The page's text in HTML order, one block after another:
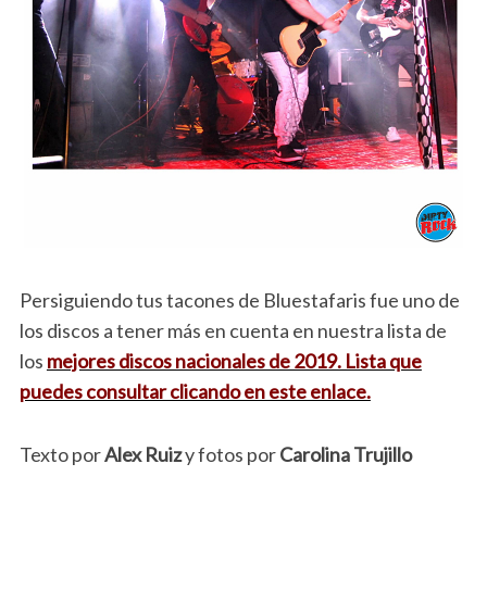
Persiguiendo tus tacones de Bluestafaris fue uno de
los discos a tener más en cuenta en nuestra lista de
los mejores discos nacionales de 2019. Lista que
puedes consultar clicando en este enlace.
Texto porAlex Ruizy fotos porCarolina Trujillo